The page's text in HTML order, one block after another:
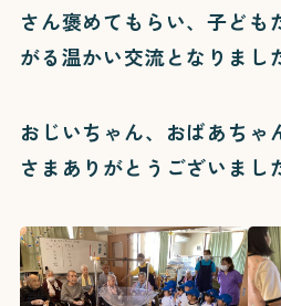
さん褒めてもらい、子ども
がる温かい交流となりまし
おじいちゃん、おばあちゃ
さまありがとうございまし